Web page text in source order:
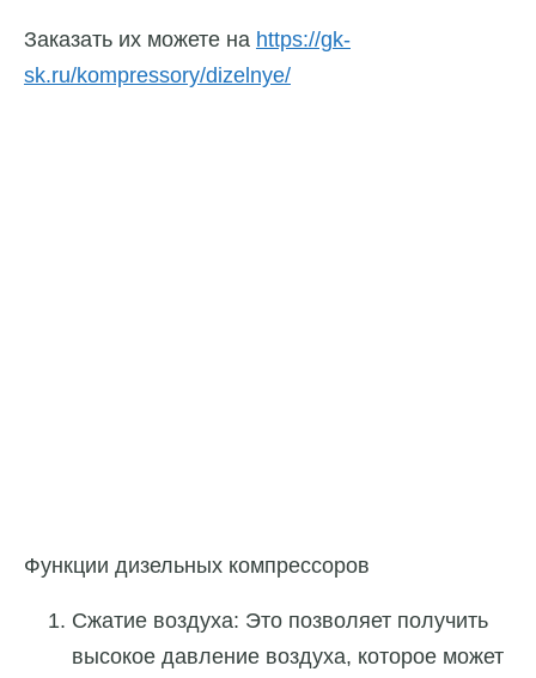
Заказать их можете на https://gk-
sk.ru/kompressory/dizelnye/
Функции дизельных компрессоров
Сжатие воздуха: Это позволяет получить
высокое давление воздуха, которое может